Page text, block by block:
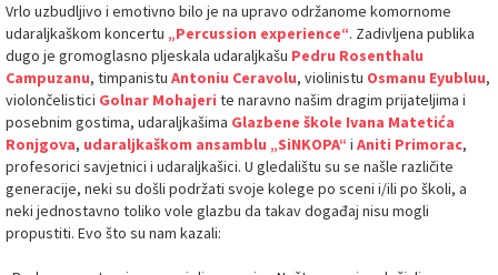
Vrlo uzbudljivo i emotivno bilo je na upravo održanome komornome
udaraljkaškom koncertu „Percussion experience“. Zadivljena publika
dugo je gromoglasno pljeskala udaraljkašu Pedru Rosenthalu
Campuzanu, timpanistu Antoniu Ceravolu, violinistu Osmanu Eyubluu,
violončelistici Golnar Mohajeri te naravno našim dragim prijateljima i
posebnim gostima, udaraljkašima Glazbene škole Ivana Matetića
Ronjgova, udaraljkaškom ansamblu „SiNKOPA“ i Aniti Primorac,
profesorici savjetnici i udaraljkašici. U gledalištu su se našle različite
generacije, neki su došli podržati svoje kolege po sceni i/ili po školi, a
neki jednostavno toliko vole glazbu da takav događaj nisu mogli
propustiti. Evo što su nam kazali: